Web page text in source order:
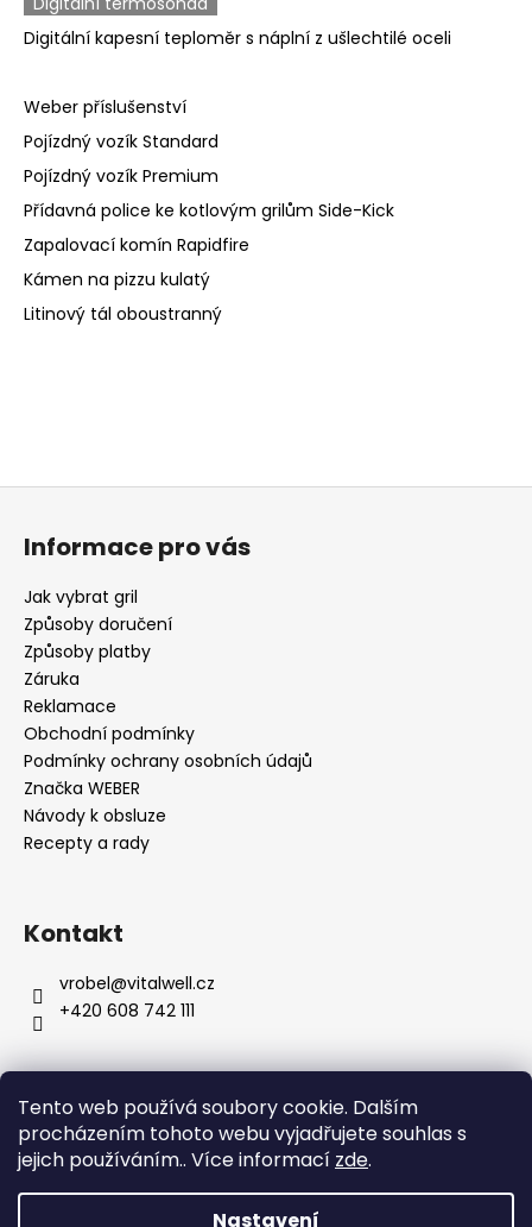
Tento web používá soubory cookie. Dalším
procházením tohoto webu vyjadřujete souhlas s
jejich používáním.. Více informací zde.
Nastavení
Digitální kapesní teploměr s náplní z ušlechtilé oceli
Weber příslušenství
Pojízdný vozík Standard
Pojízdný vozík Premium
Přídavná police ke kotlovým grilům Side-Kick
Zapalovací komín Rapidfire
Kámen na pizzu kulatý
Litinový tál oboustranný
Informace pro vás
Jak vybrat gril
Způsoby doručení
Způsoby platby
Záruka
Reklamace
Obchodní podmínky
Podmínky ochrany osobních údajů
Značka WEBER
Návody k obsluze
Recepty a rady
Kontakt
vrobel@vitalwell.cz
+420 608 742 111